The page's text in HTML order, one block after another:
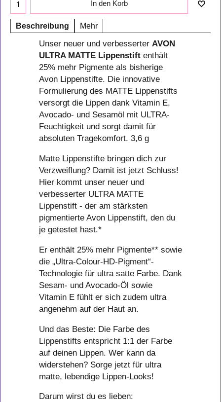
In den Korb
Beschreibung Mehr
Unser neuer und verbesserter AVON
ULTRA MATTE Lippenstift enthält
25% mehr Pigmente als bisherige
Avon Lippenstifte. Die innovative
Formulierung des MATTE Lippenstifts
versorgt die Lippen dank Vitamin E,
Avocado- und Sesamöl mit ULTRA-
Feuchtigkeit und sorgt damit für
absoluten Tragekomfort. 3,6 g
Matte Lippenstifte bringen dich zur
Verzweiflung? Damit ist jetzt Schluss!
Hier kommt unser neuer und
verbesserter ULTRA MATTE
Lippenstift - der am stärksten
pigmentierte Avon Lippenstift, den du
je getestet hast.*
Er enthält 25% mehr Pigmente** sowie
die „Ultra-Colour-HD-Pigment“-
Technologie für ultra satte Farbe. Dank
Sesam- und Avocado-Öl sowie
Vitamin E fühlt er sich zudem ultra
angenehm auf der Haut an.
Und das Beste: Die Farbe des
Lippenstifts entspricht 1:1 der Farbe
auf deinen Lippen. Wer kann da
widerstehen? Sorge jetzt für ultra
matte, lebendige Lippen-Looks!
Darum wirst du es lieben: